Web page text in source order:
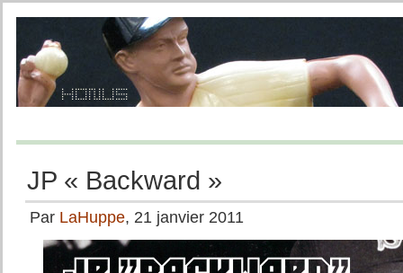
JP « Backward »
Par LaHuppe, 21 janvier 2011